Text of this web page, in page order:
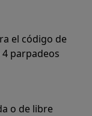
el código de
parpadeos
o de libre